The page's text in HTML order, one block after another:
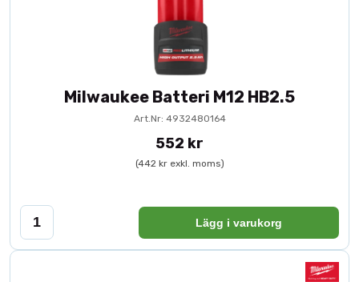
Milwaukee Batteri M12 HB2.5
Art.Nr: 4932480164
552 kr
(442 kr exkl. moms)
Lägg i varukorg